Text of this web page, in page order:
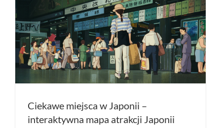
Ciekawe miejsca w Japonii –
interaktywna mapa atrakcji Japonii